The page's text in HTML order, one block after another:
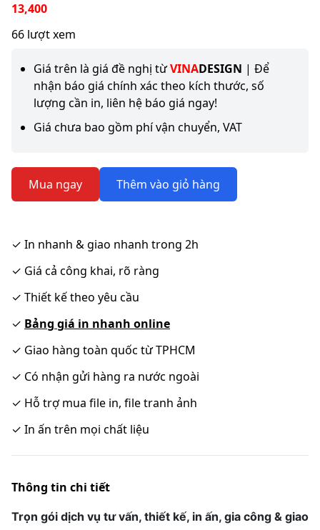
13,400
66 lượt xem
Giá trên là giá đề nghị từVINADESIGN | Để
nhận báo giá chính xác theo kích thước, số
lượng cần in, liên hệ báo giá ngay!
Giá chưa bao gồm phí vận chuyển, VAT
Mua ngay Thêm vào giỏ hàng
✓ In nhanh & giao nhanh trong 2h
✓ Giá cả công khai, rõ ràng
✓ Thiết kế theo yêu cầu
✓ Bảng giá in nhanh online
✓ Giao hàng toàn quốc từ TPHCM
✓ Có nhận gửi hàng ra nước ngoài
✓ Hỗ trợ mua file in, file tranh ảnh
✓ In ấn trên mọi chất liệu
Thông tin chi tiết
Trọn gói dịch vụ tư vấn, thiết kế, in ấn, gia công & giao